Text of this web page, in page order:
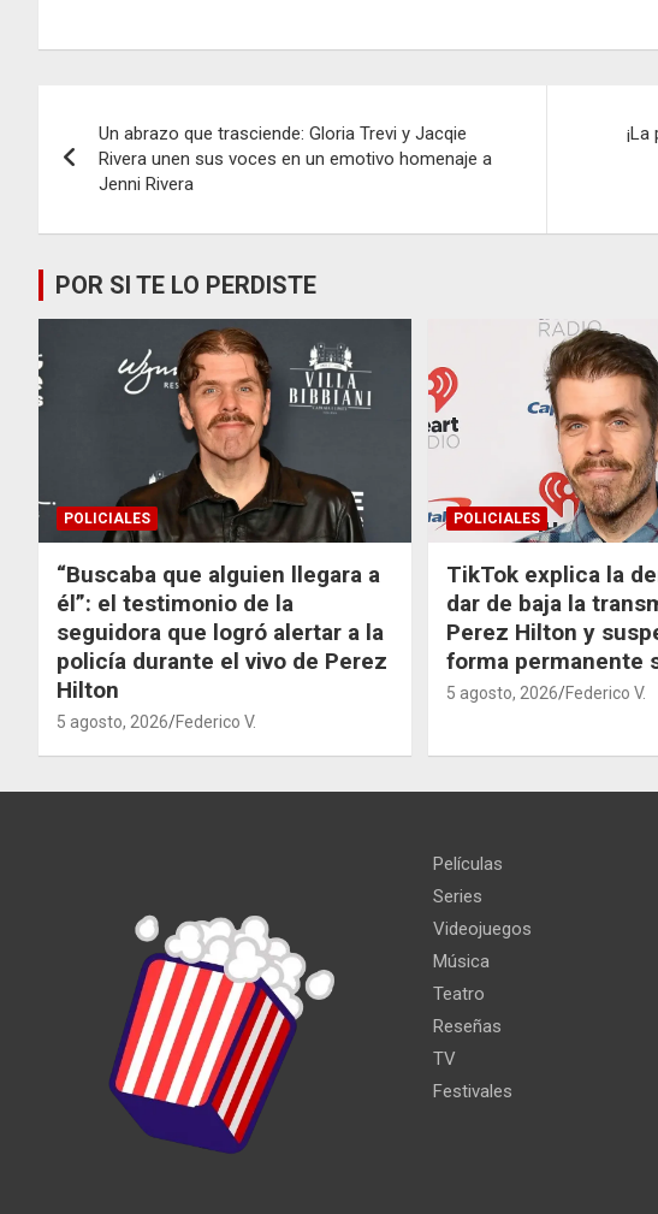
de
Un abrazo que trasciende: Gloria Trevi y Jacqie
Rivera unen sus voces en un emotivo homenaje a
Jenni Rivera
POR SI TE LO PERDISTE
POLICIALES
“Buscaba que alguien llegara a
él”: el testimonio de la
seguidora que logró alertar a la
policía durante el vivo de Perez
Hilton
5 agosto, 2026 Federico V.
POLICIALES
TikTok explica la
dar de baja la
Perez Hilton y
forma permanente
5 agosto, 2026 Federico V.
Películas
Series
Videojuegos
Música
Teatro
Reseñas
TV
Festivales